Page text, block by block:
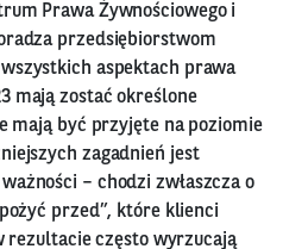
Prawa Żywnościowego i
przedsiębiorstwom
aspektach prawa
mają zostać określone
mają być przyjęte na poziomie
zagadnień jest
– chodzi zwłaszcza o
przed”, które klienci
rezultacie często wyrzucają